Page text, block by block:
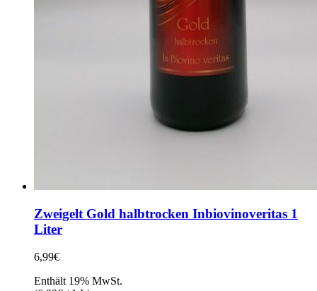
Zweigelt Gold halbtrocken Inbiovinoveritas 1
Liter
6,99€
Enthält 19% MwSt.